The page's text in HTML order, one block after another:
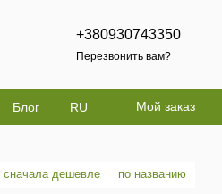
+380930743350
Перезвонить вам?
Блог
RU Мой заказ
сначала дешевле по названию